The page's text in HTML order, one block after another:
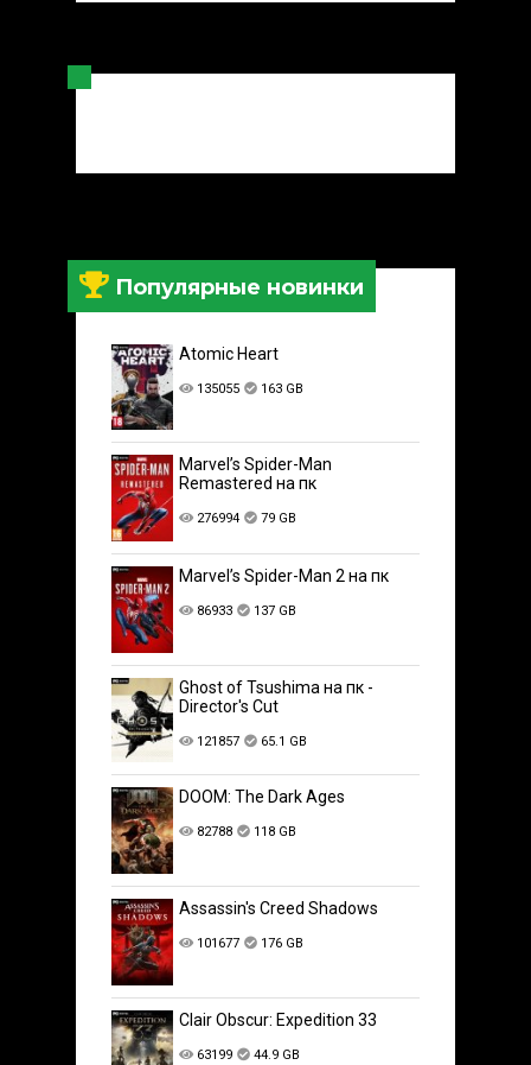
Популярные новинки
Atomic Heart
135055 163 GB
Marvel’s Spider-Man
Remastered на пк
276994 79 GB
Marvel’s Spider-Man 2 на пк
86933 137 GB
Ghost of Tsushima на пк -
Director's Cut
121857 65.1 GB
DOOM: The Dark Ages
82788 118 GB
Assassin's Creed Shadows
101677 176 GB
Clair Obscur: Expedition 33
63199 44.9 GB